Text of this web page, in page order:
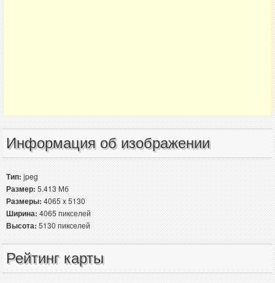
Информация об изображении
Тип:jpeg
Размер:5.413 Мб
Размеры:4065 x 5130
Ширина:4065 пикселей
Высота:5130 пикселей
Рейтинг карты